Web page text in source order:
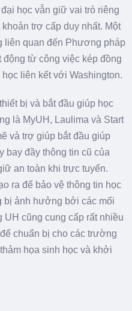
học vẫn giữ vai trò riêng
trợ cấp duy nhất. Một
liên quan đến Phương pháp
từ công việc kép đồng
liên kết với Washington.
bị và bắt đầu giúp học
là MyUH, Laulima và Start
và trợ giúp bắt đầu giúp
bay đầy thông tin cũ của
an toàn khi trực tuyến.
ra để bảo vệ thông tin học
bị ảnh hưởng bởi các mối
UH cũng cung cấp rất nhiều
chuẩn bị cho các trường
họa sinh học và khởi